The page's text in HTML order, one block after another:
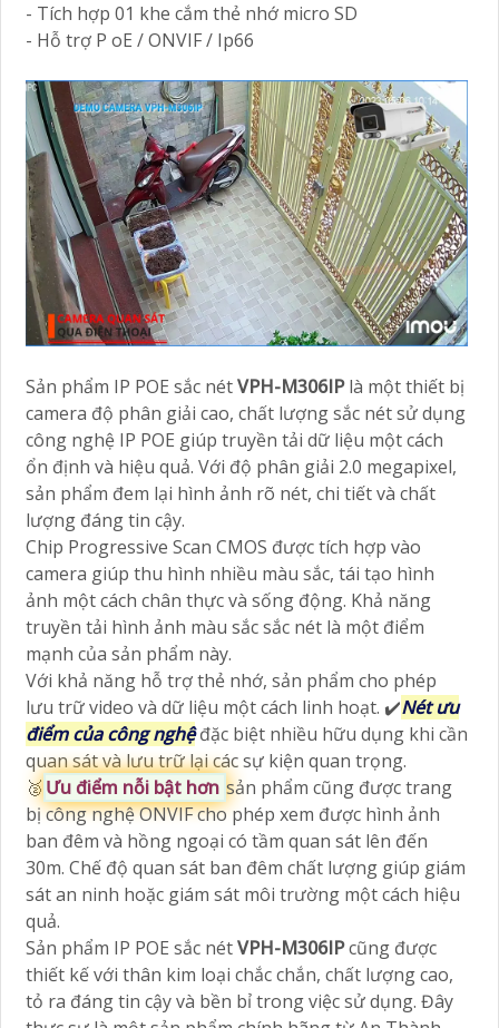
- Tích hợp 01 khe cắm thẻ nhớ micro SD
- Hỗ trợ P oE / ONVIF / Ip66
Sản phẩm IP POE sắc nétVPH-M306IPlà một thiết bị
camera độ phân giải cao, chất lượng sắc nét sử dụng
công nghệ IP POE giúp truyền tải dữ liệu một cách
ổn định và hiệu quả. Với độ phân giải 2.0 megapixel,
sản phẩm đem lại hình ảnh rõ nét, chi tiết và chất
lượng đáng tin cậy.
Chip Progressive Scan CMOS được tích hợp vào
camera giúp thu hình nhiều màu sắc, tái tạo hình
ảnh một cách chân thực và sống động. Khả năng
truyền tải hình ảnh màu sắc sắc nét là một điểm
mạnh của sản phẩm này.
Với khả năng hỗ trợ thẻ nhớ, sản phẩm cho phép
lưu trữ video và dữ liệu một cách linh hoạt. ✔️Nét ưu
điểm của công nghệđặc biệt nhiều hữu dụng khi cần
quan sát và lưu trữ lại các sự kiện quan trọng.
️🥈 Ưu điểm nỗi bật hơn sản phẩm cũng được trang
bị công nghệ ONVIF cho phép xem được hình ảnh
ban đêm và hồng ngoại có tầm quan sát lên đến
30m. Chế độ quan sát ban đêm chất lượng giúp giám
sát an ninh hoặc giám sát môi trường một cách hiệu
quả.
Sản phẩm IP POE sắc nétVPH-M306IPcũng được
thiết kế với thân kim loại chắc chắn, chất lượng cao,
tỏ ra đáng tin cậy và bền bỉ trong việc sử dụng. Đây